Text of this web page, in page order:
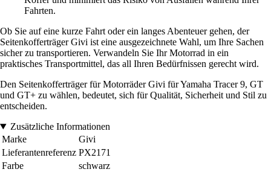
Fahrten.
Ob Sie auf eine kurze Fahrt oder ein langes Abenteuer gehen, der
Seitenkofferträger Givi ist eine ausgezeichnete Wahl, um Ihre Sachen
sicher zu transportieren. Verwandeln Sie Ihr Motorrad in ein
praktisches Transportmittel, das all Ihren Bedürfnissen gerecht wird.
Den Seitenkofferträger für Motorräder Givi für Yamaha Tracer 9, GT
und GT+ zu wählen, bedeutet, sich für Qualität, Sicherheit und Stil zu
entscheiden.
Zusätzliche Informationen
Marke
Givi
Lieferantenreferenz PX2171
Farbe
schwarz